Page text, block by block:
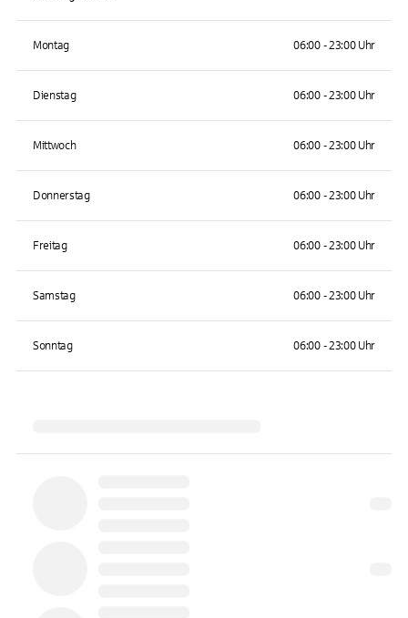
Montag 06:00 - 23:00 Uhr
Dienstag 06:00 - 23:00 Uhr
Mittwoch 06:00 - 23:00 Uhr
Donnerstag 06:00 - 23:00 Uhr
Freitag 06:00 - 23:00 Uhr
Samstag 06:00 - 23:00 Uhr
Sonntag 06:00 - 23:00 Uhr